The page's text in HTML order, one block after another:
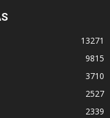
13271
9815
3710
2527
2339